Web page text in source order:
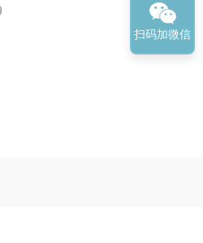
扫码加微信